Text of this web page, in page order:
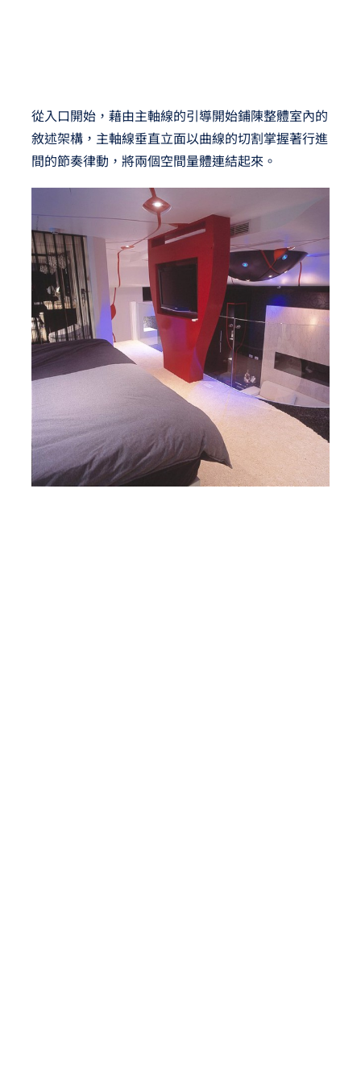
從入口開始，藉由主軸線的引導開始鋪陳整體室內的
敘述架構，主軸線垂直立面以曲線的切割掌握著行進
間的節奏律動，將兩個空間量體連結起來。